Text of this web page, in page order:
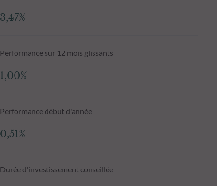
3,47%
Performance sur 12 mois glissants
1,00%
Performance début d'année
0,51%
Durée d'investissement conseillée